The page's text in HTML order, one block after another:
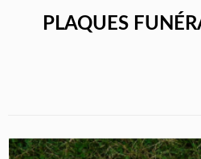
PLAQUES